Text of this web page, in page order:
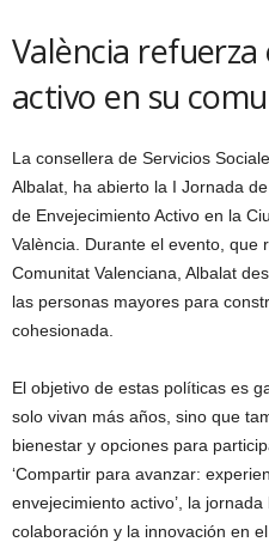
València
activo en su
La consellera de Servicios
Albalat, ha abierto la I Jornada
de Envejecimiento Activo en la
València. Durante el evento, que
Comunitat Valenciana, Albalat
las personas mayores para
cohesionada.
El objetivo de estas políticas es
solo vivan más años, sino que
bienestar y opciones para
‘Compartir para avanzar:
envejecimiento activo’, la
colaboración y la innovación en